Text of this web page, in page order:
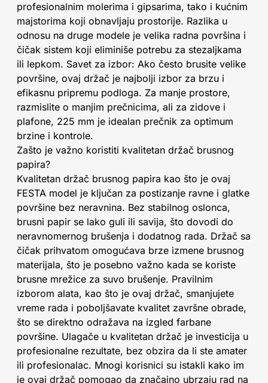
profesionalnim molerima i gipsarima, tako i kućnim
majstorima koji obnavljaju prostorije. Razlika u
odnosu na druge modele je velika radna površina i
čičak sistem koji eliminiše potrebu za stezaljkama
ili lepkom. Savet za izbor: Ako često brusite velike
površine, ovaj držač je najbolji izbor za brzu i
efikasnu pripremu podloga. Za manje prostore,
razmislite o manjim prečnicima, ali za zidove i
plafone, 225 mm je idealan prečnik za optimum
brzine i kontrole.
Zašto je važno koristiti kvalitetan držač brusnog
papira?
Kvalitetan držač brusnog papira kao što je ovaj
FESTA model je ključan za postizanje ravne i glatke
površine bez neravnina. Bez stabilnog oslonca,
brusni papir se lako guli ili savija, što dovodi do
neravnomernog brušenja i dodatnog rada. Držač sa
čičak prihvatom omogućava brze izmene brusnog
materijala, što je posebno važno kada se koriste
brusne mrežice za suvo brušenje. Pravilnim
izborom alata, kao što je ovaj držač, smanjujete
vreme rada i poboljšavate kvalitet završne obrade,
što se direktno odražava na izgled farbane
površine. Ulagače u kvalitetan držač je investicija u
profesionalne rezultate, bez obzira da li ste amater
ili profesionalac. Mnogi korisnici su istakli kako im
je ovaj držač pomogao da značajno ubrzaju rad na